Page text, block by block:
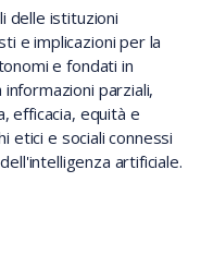
delle istituzioni
e implicazioni per la
e fondati in
parziali,
efficacia, equità e
etici e sociali connessi
artificiale.